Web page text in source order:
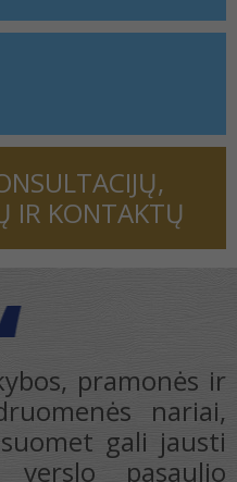
IR KONTAKTŲ
pramonės ir
nariai,
gali jausti
pasaulio